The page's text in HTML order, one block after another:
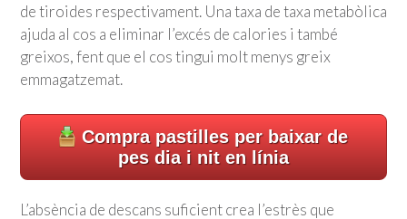
de tiroides respectivament. Una taxa de taxa metabòlica
ajuda al cos a eliminar l’excés de calories i també
greixos, fent que el cos tingui molt menys greix
emmagatzemat.
Compra pastilles per baixar de
pes dia i nit en línia
L’absència de descans suficient crea l’estrès que